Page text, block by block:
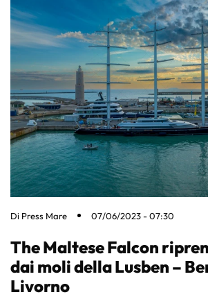
Di Press Mare 07/06/2023 - 07:30
The Maltese Falcon
dai moli della Lusben –
Livorno